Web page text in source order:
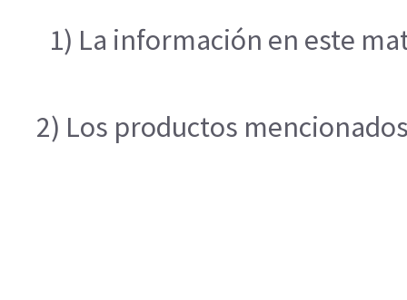
1) La información en este
2) Los productos